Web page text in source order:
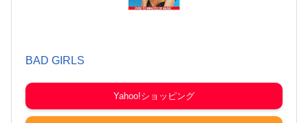
BAD GIRLS
Yahoo!ショッピング